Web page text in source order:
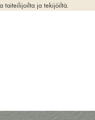
taiteilijoilta ja tekijöiltä.